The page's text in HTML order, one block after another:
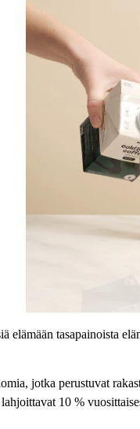
tasapainoista
jotka perustuvat
10 %